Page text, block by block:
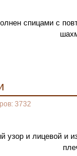
спицами с
3732
узор и лицевой и